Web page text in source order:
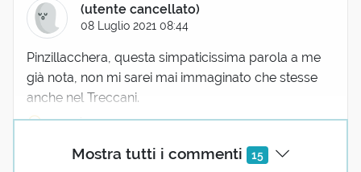
Mostra tutti i commenti 15
(utente cancellato)
08 Luglio 2021 08:44
Pinzillacchera, questa simpaticissima parola a me
già nota, non mi sarei mai immaginato che stesse
anche nel Treccani.
1 reazione